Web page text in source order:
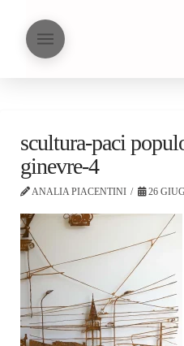
scultura-paci
ginevre-4
ANALIA PIACENTINI 26